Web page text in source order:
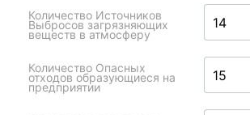
Количество Источников
Выбросов загрязняющих
веществ в атмосферу
Количество Опасных
отходов образующиеся на
предприятии